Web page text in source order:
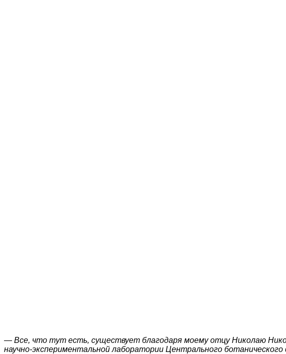
— Все, что тут есть, существует благодаря моему отцу Николаю
научно-экспериментальной лаборатории Центрального